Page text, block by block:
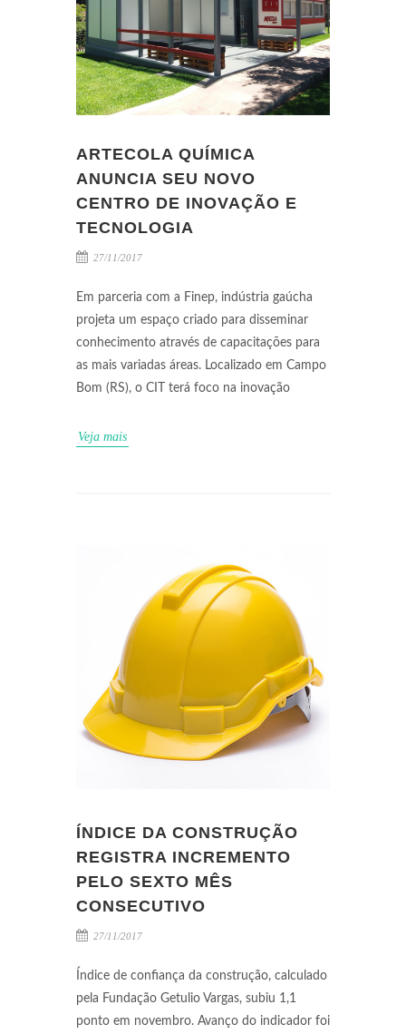
ARTECOLA QUÍMICA
ANUNCIA SEU NOVO
CENTRO DE INOVAÇÃO E
TECNOLOGIA
27/11/2017
Em parceria com a Finep, indústria gaúcha
projeta um espaço criado para disseminar
conhecimento através de capacitações para
as mais variadas áreas. Localizado em Campo
Bom (RS), o CIT terá foco na inovação
Veja mais
ÍNDICE DA CONSTRUÇÃO
REGISTRA INCREMENTO
PELO SEXTO MÊS
CONSECUTIVO
27/11/2017
Índice de confiança da construção, calculado
pela Fundação Getulio Vargas, subiu 1,1
ponto em novembro. Avanço do indicador foi